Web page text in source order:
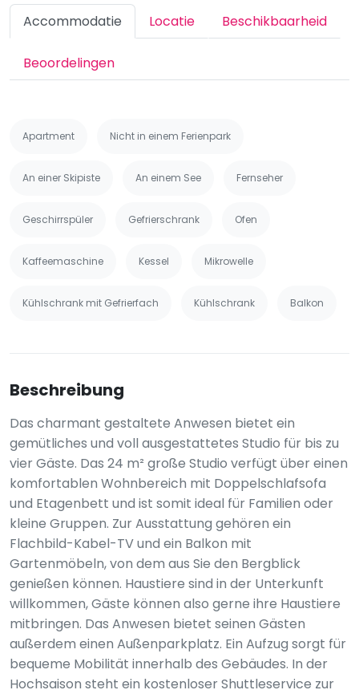
Accommodatie Locatie Beschikbaarheid
Beoordelingen
Apartment Nicht in einem Ferienpark
An einer Skipiste An einem See Fernseher
Geschirrspüler Gefrierschrank Ofen
Kaffeemaschine Kessel Mikrowelle
Kühlschrank mit Gefrierfach Kühlschrank Balkon
Beschreibung
Das charmant gestaltete Anwesen bietet ein
gemütliches und voll ausgestattetes Studio für bis zu
vier Gäste. Das 24 m² große Studio verfügt über einen
komfortablen Wohnbereich mit Doppelschlafsofa
und Etagenbett und ist somit ideal für Familien oder
kleine Gruppen. Zur Ausstattung gehören ein
Flachbild-Kabel-TV und ein Balkon mit
Gartenmöbeln, von dem aus Sie den Bergblick
genießen können. Haustiere sind in der Unterkunft
willkommen, Gäste können also gerne ihre Haustiere
mitbringen. Das Anwesen bietet seinen Gästen
außerdem einen Außenparkplatz. Ein Aufzug sorgt für
bequeme Mobilität innerhalb des Gebäudes. In der
Hochsaison steht ein kostenloser Shuttleservice zur